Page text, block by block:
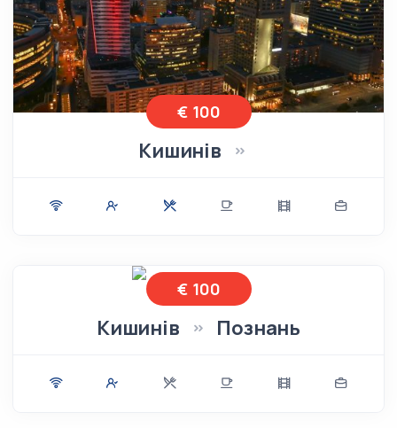
€ 100
Кишинів
€ 100
Кишинів Познань